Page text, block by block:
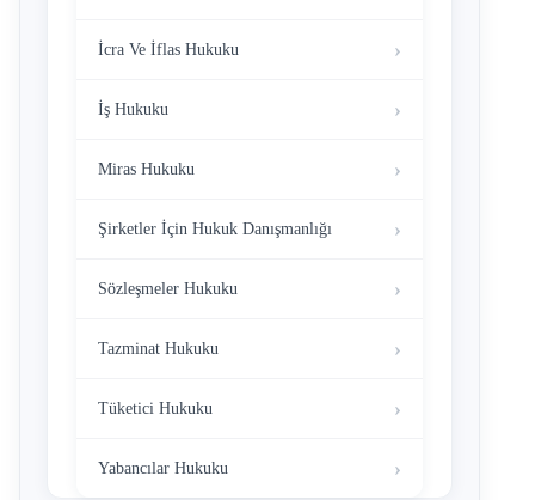
İcra Ve İflas Hukuku
İş Hukuku
Miras Hukuku
Şirketler İçin Hukuk Danışmanlığı
Sözleşmeler Hukuku
Tazminat Hukuku
Tüketici Hukuku
Yabancılar Hukuku